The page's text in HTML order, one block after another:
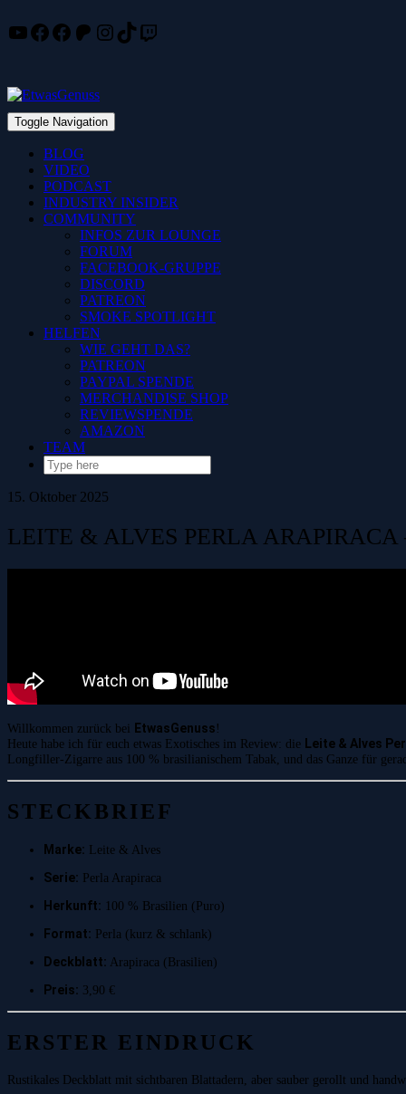
Skip
YouTube
Facebook
Facebook
Patreon
Instagram
TikTok
Twitch
Toggle Navigation
BLOG
VIDEO
PODCAST
INDUSTRY INSIDER
COMMUNITY
INFOS ZUR LOUNGE
FORUM
FACEBOOK-GRUPPE
DISCORD
PATREON
SMOKE SPOTLIGHT
HELFEN
WIE GEHT DAS?
PATREON
PAYPAL SPENDE
MERCHANDISE SHOP
REVIEWSPENDE
AMAZON
TEAM
15. Oktober 2025
LEITE & ALVES PERLA
Willkommen zurück bei EtwasGenuss !
Heute habe ich für euch etwas Exotisches im Review: die Leite & Alves
Longfiller-Zigarre aus 100 % brasilianischem Tabak, und das Ganze für
STECKBRIEF
Marke: Leite & Alves
Serie: Perla Arapiraca
Herkunft: 100 % Brasilien (Puro)
Format: Perla (kurz & schlank)
Deckblatt: Arapiraca (Brasilien)
Preis: 3,90 €
ERSTER EINDRUCK
Rustikales Deckblatt mit sichtbaren Blattadern, aber sauber gerollt und